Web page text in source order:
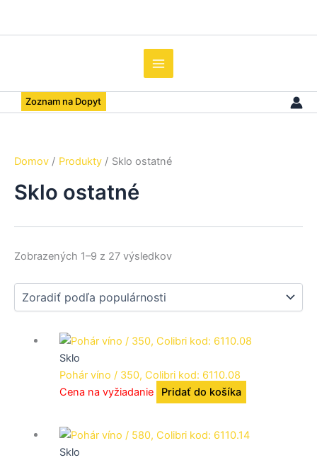
Zoznam na Dopyt
Domov Produkty Sklo ostatné
Sklo ostatné
Zobrazených 1–9 z 27 výsledkov
Sklo
Pohár víno / 350, Colibri kod: 6110.08
Cena na vyžiadanie
Pridať do košíka
Sklo